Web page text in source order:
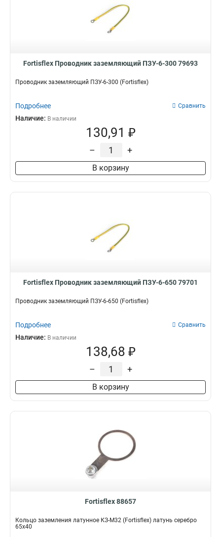
Fortisflex Проводник заземляющий ПЗУ-6-300 79693
Проводник заземляющий ПЗУ-6-300 (Fortisflex)
Подробнее Сравнить
Наличие: В наличии
130,91 ₽
– +
В корзину
Fortisflex Проводник заземляющий ПЗУ-6-650 79701
Проводник заземляющий ПЗУ-6-650 (Fortisflex)
Подробнее Сравнить
Наличие: В наличии
138,68 ₽
– +
В корзину
Fortisflex 88657
Кольцо заземления латунное КЗ-М32 (Fortisflex) латунь серебро
65х40